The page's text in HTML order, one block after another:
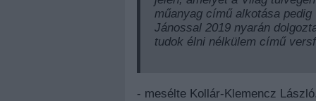
műanyag című alkotása
Jánossal 2019 nyarán
tudok élni nélkülem című
- mesélte Kollár-Klemencz László.